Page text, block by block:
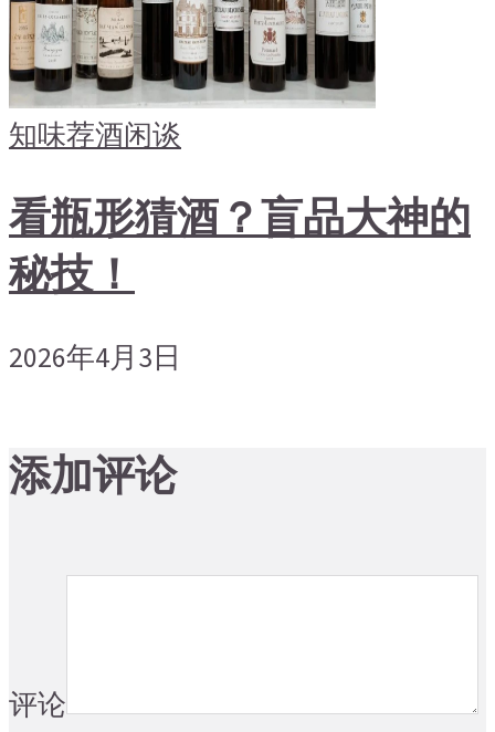
知味荐酒闲谈
看瓶形猜酒？盲品大神的
秘技！
2026年4月3日
添加评论
评论